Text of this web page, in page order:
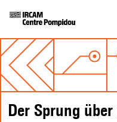
Der Sprung